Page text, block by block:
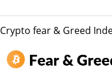
Crypto fear & Greed